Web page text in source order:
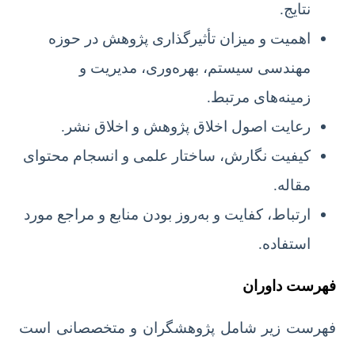
نتایج.
اهمیت و میزان تأثیرگذاری پژوهش در حوزه
مهندسی سیستم، بهره‌وری، مدیریت و
زمینه‌های مرتبط.
رعایت اصول اخلاق پژوهش و اخلاق نشر.
کیفیت نگارش، ساختار علمی و انسجام محتوای
مقاله.
ارتباط، کفایت و به‌روز بودن منابع و مراجع مورد
استفاده.
فهرست داوران
فهرست زیر شامل پژوهشگران و متخصصانی است